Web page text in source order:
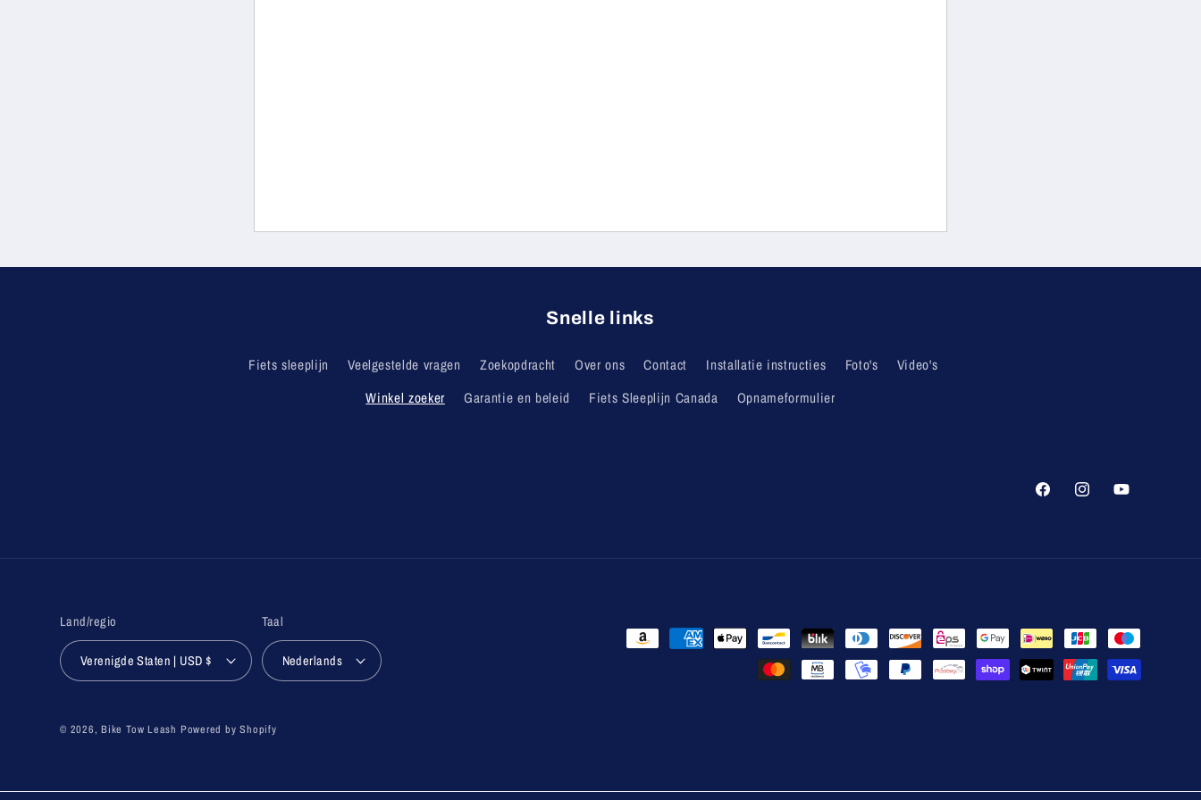
Snelle links
Fiets sleeplijn Veelgestelde vragen Zoekopdracht Over ons Contact Installatie instructies Foto's
Video's
Winkel zoeker
Garantie en beleid Fiets Sleeplijn Canada Opnameformulier
FacebookInstagramYouTube
Land/regio
Verenigde Staten | USD $
Taal
Nederlands
Betaalmethoden
© 2026,Bike Tow Leash Powered by Shopify